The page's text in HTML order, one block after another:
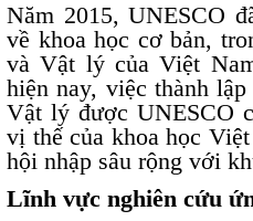
Năm 2015, UNESCO
về khoa học cơ bản,
và Vật lý của Việt
hiện nay, việc thành
Vật lý được UNESCO
vị thế của khoa học
hội nhập sâu rộng với
Lĩnh vực nghiên cứu